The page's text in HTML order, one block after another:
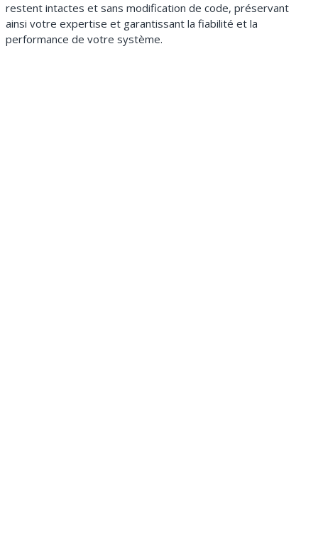
restent intactes et sans modification de code, préservant
ainsi votre expertise et garantissant la fiabilité et la
performance de votre système.